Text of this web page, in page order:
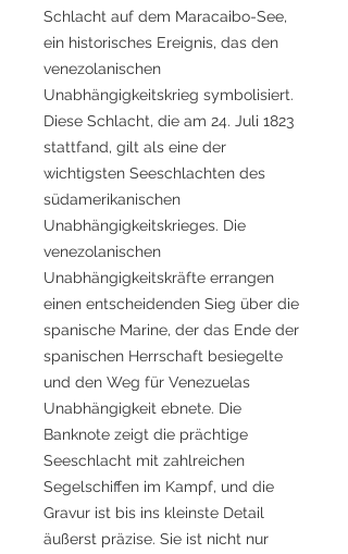
Schlacht auf dem Maracaibo-See,
ein historisches Ereignis, das den
venezolanischen
Unabhängigkeitskrieg symbolisiert.
Diese Schlacht, die am 24. Juli 1823
stattfand, gilt als eine der
wichtigsten Seeschlachten des
südamerikanischen
Unabhängigkeitskrieges. Die
venezolanischen
Unabhängigkeitskräfte errangen
einen entscheidenden Sieg über die
spanische Marine, der das Ende der
spanischen Herrschaft besiegelte
und den Weg für Venezuelas
Unabhängigkeit ebnete. Die
Banknote zeigt die prächtige
Seeschlacht mit zahlreichen
Segelschiffen im Kampf, und die
Gravur ist bis ins kleinste Detail
äußerst präzise. Sie ist nicht nur